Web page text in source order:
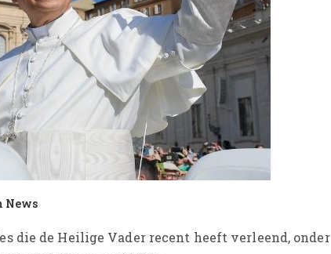
News
die de Heilige Vader recent heeft verleend, onder